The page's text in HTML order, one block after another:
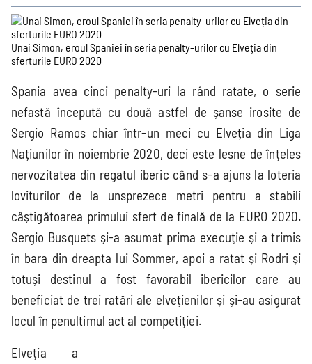
Campionate
League
League
Süper Lig MLS Championship
Saudi Pro
League
2.Bundesliga
Segunda
División
Serie B
Unai Simon, eroul Spaniei în seria penalty-urilor cu Elveția din
sferturile EURO 2020
Spania avea cinci penalty-uri la rând ratate, o serie
nefastă începută cu două astfel de șanse irosite de
Sergio Ramos chiar într-un meci cu Elveția din Liga
Națiunilor în noiembrie 2020, deci este lesne de înțeles
nervozitatea din regatul iberic când s-a ajuns la loteria
loviturilor de la unsprezece metri pentru a stabili
câștigătoarea primului sfert de finală de la EURO 2020.
Sergio Busquets și-a asumat prima execuție și a trimis
în bara din dreapta lui Sommer, apoi a ratat și Rodri și
totuși destinul a fost favorabil ibericilor care au
beneficiat de trei ratări ale elvețienilor și și-au asigurat
locul în penultimul act al competiției.
Elveția a